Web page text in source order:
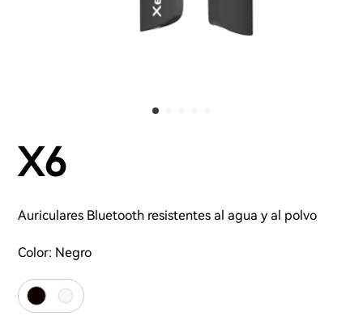
X6
Auriculares Bluetooth resistentes al agua y al polvo
Color: Negro